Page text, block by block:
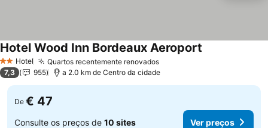
2 Estrelas
Hotel Quartos recentemente renovados
Hotel Wood Inn Bordeaux Aeroport
7,3 955 a 2.0 km de Centro da cidade
De € 47
Consulte os preços de 10 sites Ver preços